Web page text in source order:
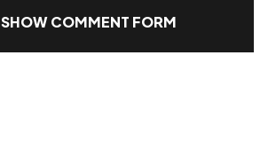
SHOW COMMENT FORM